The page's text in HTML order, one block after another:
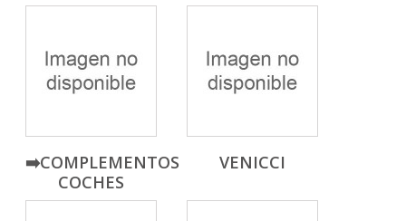
➡️COMPLEMENTOS
COCHES
VENICCI